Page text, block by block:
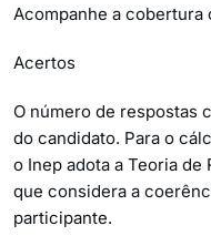
Acompanhe a cobertura
Acertos
O número de respostas
do candidato. Para o
o Inep adota a Teoria de
que considera a
participante.